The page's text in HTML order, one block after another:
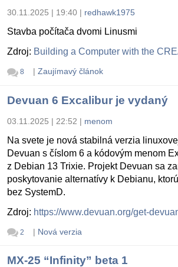
30.11.2025 | 19:40 | redhawk1975
Stavba počítača dvomi Linusmi
Zdroj: Building a Computer with the
8 | Zaujímavý článok
Devuan 6 Excalibur je vydaný
03.11.2025 | 22:52 | menom
Na svete je nová stabilná verzia
Devuan s číslom 6 a kódovým menom
z Debian 13 Trixie. Projekt Devuan sa
poskytovanie alternatívy k Debianu,
bez SystemD.
Zdroj: https://www.devuan.org/get-
2 | Nová verzia
MX-25 “Infinity” beta 1